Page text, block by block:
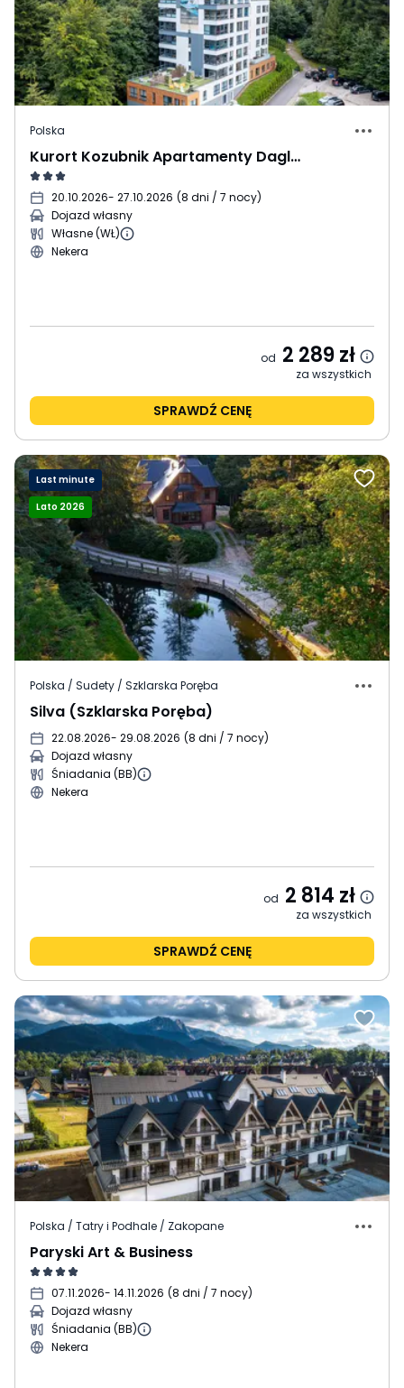
Polska
Kurort Kozubnik Apartamenty Daglezja i Kiczora
20.10.2026- 27.10.2026 (8 dni / 7 nocy)
Dojazd własny
Własne (WŁ)
Nekera
od 2 289zł
za wszystkich
SPRAWDŹ CENĘ
Last minute
Lato 2026
Polska / Sudety / Szklarska Poręba
Silva (Szklarska Poręba)
22.08.2026- 29.08.2026 (8 dni / 7 nocy)
Dojazd własny
Śniadania (BB)
Nekera
od 2 814 zł
za wszystkich
SPRAWDŹ CENĘ
Polska / Tatry i Podhale / Zakopane
Paryski Art & Business
07.11.2026- 14.11.2026 (8 dni / 7 nocy)
Dojazd własny
Śniadania (BB)
Nekera